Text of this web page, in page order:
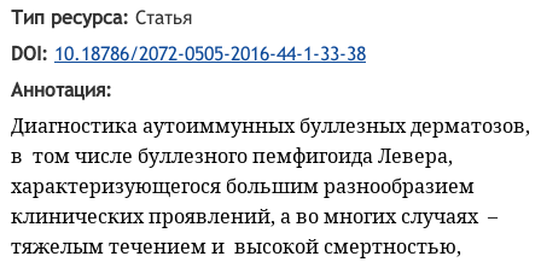
Тип ресурса: Статья
DOI: 10.18786/2072-0505-2016-44-1-33-38
Аннотация:
Диагностика аутоиммунных буллезных дерматозов,
в том числе буллезного пемфигоида Левера,
характеризующегося большим разнообразием
клинических проявлений, а во многих случаях –
тяжелым течением и высокой смертностью,